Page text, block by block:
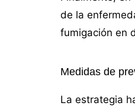
de la
fumigación en
Medidas de
La estrategia